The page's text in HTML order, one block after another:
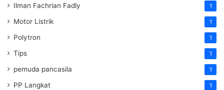
Ilman Fachrian Fadly 1
Motor Listrik 1
Polytron 1
Tips 1
pemuda pancasila 1
PP Langkat 1